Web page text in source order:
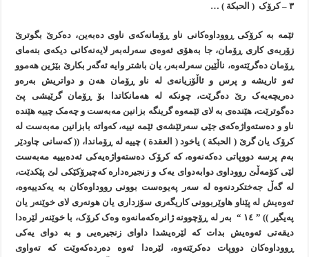
٣ – کرۆک ( الحبکة ) …
ئێمە بە کرۆکی ڕووداوەکانی ناو ڕۆمانەکەی ناوی دەبەين، دەکرێ بگوترێ
زۆربەی کاری ڕۆمان، جا بەهۆی ئەوەی سەرلەبەر لايەنەکانی ديکەی بنەمای
ڕۆمان دەگرێتەوە، ناڵێين سەرلەبەر، يان باشتر وايە ئەگەر بکارێ بێژين هەموو
ئەو ئاريشە و پرس و ئاڵۆزيانەی لە ناو ڕۆمان هەن و دواتريش بەرەو
دەريچەيەک رێ دەگرێت، چونکە لە هەمانکاتدا بۆ ڕۆمان گرێيشی پێ
دەگوترێت، هێندەی بە لای ئێمەوە گرينگە بزانين مەبەست و چەمک چييە هێندە
ناو و دەستەواژەکەی جێی سەرئێشەی ئێمە نييە، کەواتە بابزانين مەبەست لە
کرۆک يان گرێ ( الحبکة ) ياخود ( العقدة ) چييە لە ڕۆماندا، (( کەسانی چاودێر
بەم پرسە دووپاتی دەکەنەوە، کە کرۆک دەستەواژەيەکی ئەدەبييە مەبەست
لێی کۆمەڵێ رووداوی دوابەدوای يەک و زنجيرەدارە کەچيرۆکێکی لێ پێکدێت،
لە گەڵ جەختکردنەوە لە سەر پەيوەست بوونی رووداوەکان بە يەکدييەوە،
ئەوەيش لە پێناو هاوێربوونی کاريگەری سۆزداری يان هونەری لای خوێنەر يان
پەيگير )) ” ١٤ “ بەر لە ڕۆچوونە ژانرەکەمانەوە وەک کرۆک، با خوێنەر لێرەدا
ديقەتی ئەوەيش بدات کە لێرەيشدا داوای زنجيرەیی و بە دوای يەکی
ڕووداوەکان دووپات دەکرێتەوە، لێرەدا ئەوە دەردەکەوێت کە تەواوی